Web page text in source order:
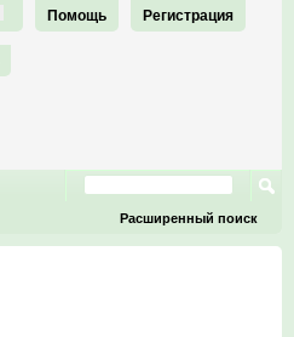
Регистрация
Помощь
Расширенный поиск